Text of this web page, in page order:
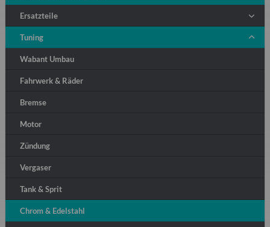
Ersatzteile
Tuning
Wabant Umbau
Fahrwerk & Räder
Bremse
Motor
Zündung
Vergaser
Tank & Sprit
Chrom & Edelstahl